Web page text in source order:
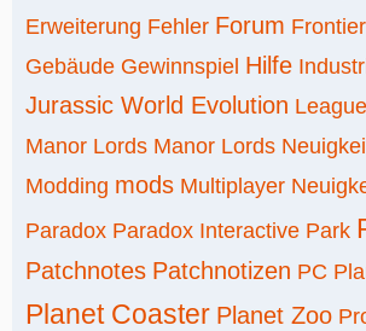
Erweiterung Fehler Forum Frontier
Gebäude Gewinnspiel Hilfe
Jurassic World Evolution
Manor Lords Manor Lords
Modding mods Multiplayer
Paradox Paradox Interactive Park
Patchnotes Patchnotizen PC
Planet Coaster Planet Zoo